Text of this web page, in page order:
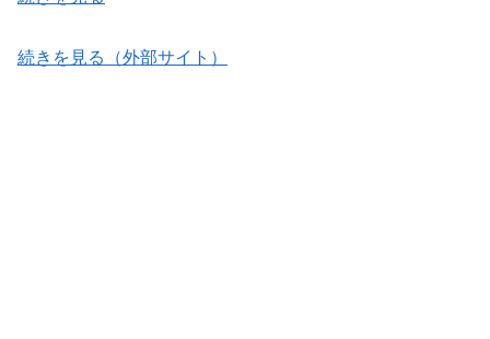
続きを見る（外部サイト）